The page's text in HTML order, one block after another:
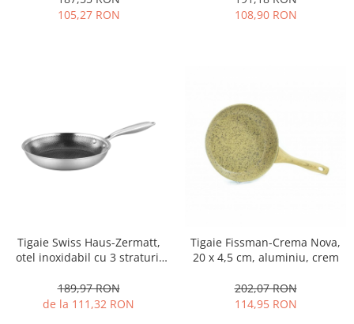
105,27 RON
108,90 RON
Tigaie Swiss Haus-Zermatt,
otel inoxidabil cu 3 straturi,
189,97 RON
de la 111,32 RON
Tigaie Fissman-Crema Nova,
20 x 4,5 cm, aluminiu, crem
202,07 RON
114,95 RON